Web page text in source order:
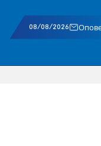
08/08/2026